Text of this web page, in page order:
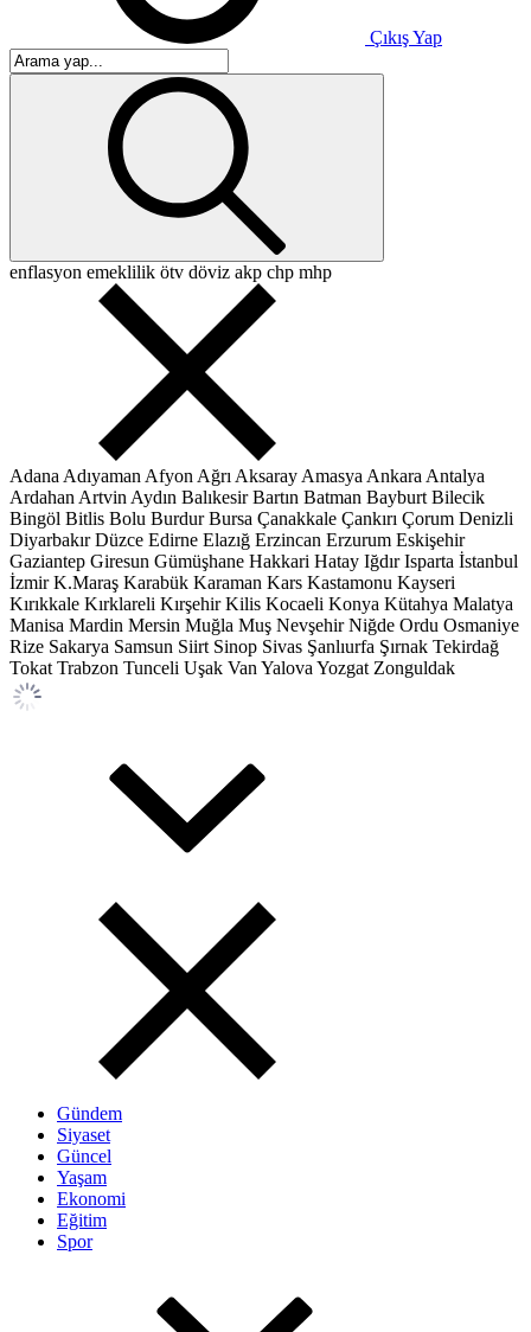
Çıkış Yap
enflasyon emeklilik ötv döviz akp chp mhp
Adana Adıyaman Afyon Ağrı Aksaray Amasya Ankara Antalya
Ardahan Artvin Aydın Balıkesir Bartın Batman Bayburt Bilecik
Bingöl Bitlis Bolu Burdur Bursa Çanakkale Çankırı Çorum Denizli
Diyarbakır Düzce Edirne Elazığ Erzincan Erzurum Eskişehir
Gaziantep Giresun Gümüşhane Hakkari Hatay Iğdır Isparta İstanbul
İzmir K.Maraş Karabük Karaman Kars Kastamonu Kayseri
Kırıkkale Kırklareli Kırşehir Kilis Kocaeli Konya Kütahya Malatya
Manisa Mardin Mersin Muğla Muş Nevşehir Niğde Ordu Osmaniye
Rize Sakarya Samsun Siirt Sinop Sivas Şanlıurfa Şırnak Tekirdağ
Tokat Trabzon Tunceli Uşak Van Yalova Yozgat Zonguldak
Gündem
Siyaset
Güncel
Yaşam
Ekonomi
Eğitim
Spor